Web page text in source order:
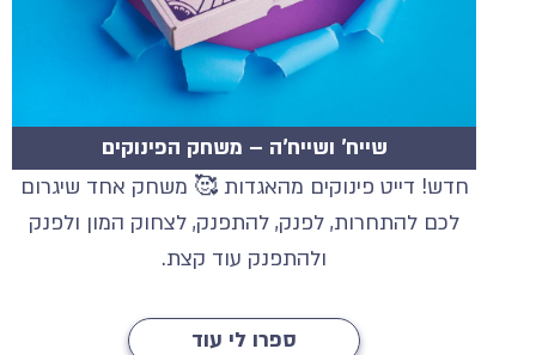
שייח' ושייח'ה – משחק הפינוקים
חדש! דייט פינוקים מהאגדות 🥰 משחק אחד שיגרום
לכם להתחרות, לפנק, להתפנק, לצחוק המון ולפנק
ולהתפנק עוד קצת.
ספרו לי עוד